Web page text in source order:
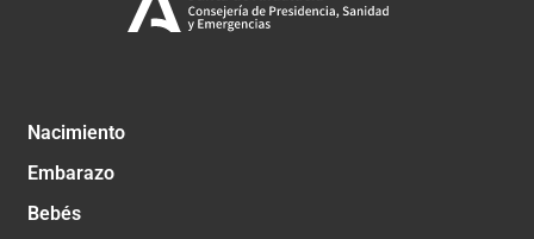
Nacimiento
Embarazo
Bebés